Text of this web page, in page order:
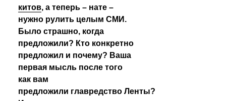
китов, а теперь – нате –
нужно рулить целым СМИ.
Было страшно, когда
предложили? Кто конкретно
предложил и почему? Ваша
первая мысль после того
как вам
предложили главредство Ленты?